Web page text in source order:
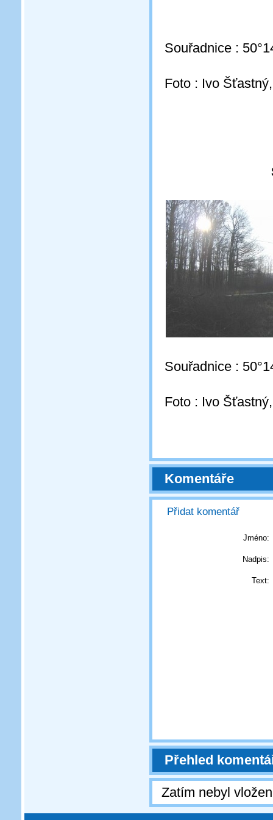
Souřadnice :
Foto : Ivo
Souřadnice :
Foto : Ivo
Komentáře
Přidat komentář
Jméno:
Nadpis:
Text:
Přehled
Zatím nebyl